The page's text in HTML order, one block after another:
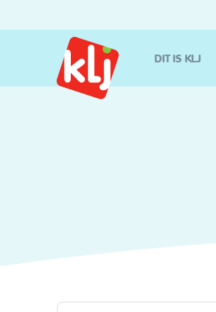
DIT IS KLJ